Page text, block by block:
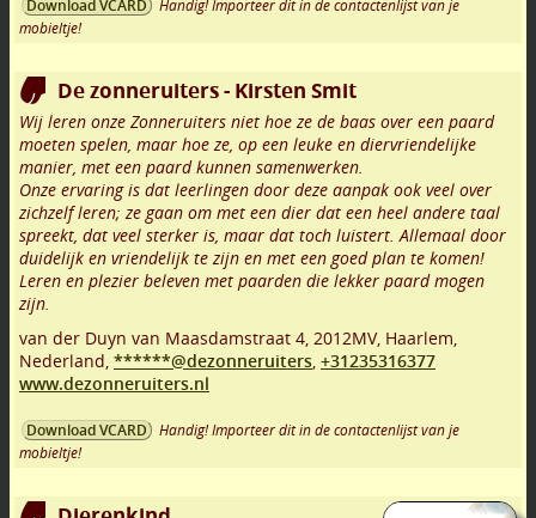
Download VCARD
Handig! Importeer dit in de contactenlijst van je
mobieltje!
De zonneruiters - Kirsten Smit
Wij leren onze Zonneruiters niet hoe ze de baas over een paard
moeten spelen, maar hoe ze, op een leuke en diervriendelijke
manier, met een paard kunnen samenwerken.
Onze ervaring is dat leerlingen door deze aanpak ook veel over
zichzelf leren; ze gaan om met een dier dat een heel andere taal
spreekt, dat veel sterker is, maar dat toch luistert. Allemaal door
duidelijk en vriendelijk te zijn en met een goed plan te komen!
Leren en plezier beleven met paarden die lekker paard mogen
zijn.
van der Duyn van Maasdamstraat 4, 2012MV, Haarlem,
Nederland, ******@dezonneruiters, +31235316377
www.dezonneruiters.nl
Download VCARD
Handig! Importeer dit in de contactenlijst van je
mobieltje!